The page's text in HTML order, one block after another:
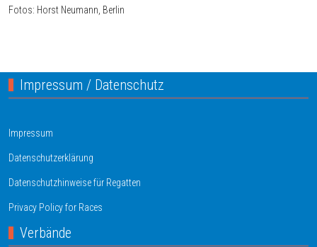
Fotos: Horst Neumann, Berlin
Impressum / Datenschutz
Impressum
Datenschutzerklärung
Datenschutzhinweise für Regatten
Privacy Policy for Races
Verbände